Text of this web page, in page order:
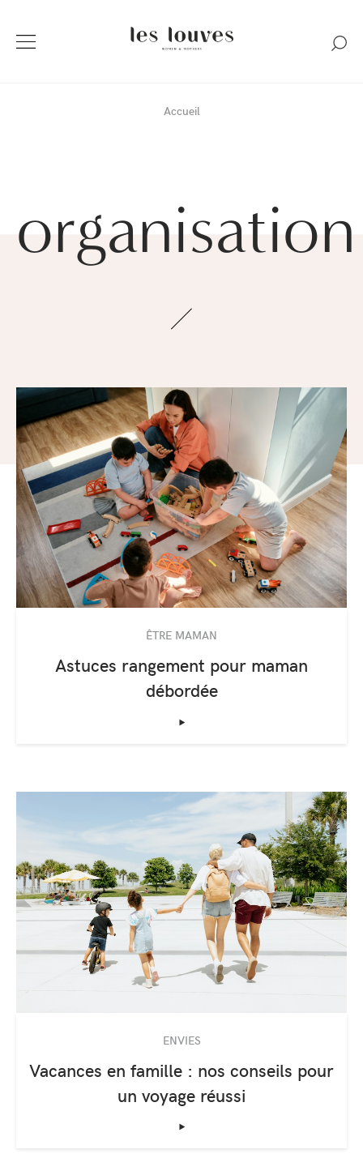
Accueil
organisation
ÊTRE MAMAN
Astuces rangement pour maman
débordée
‣
ENVIES
Vacances en famille : nos conseils pour
un voyage réussi
‣